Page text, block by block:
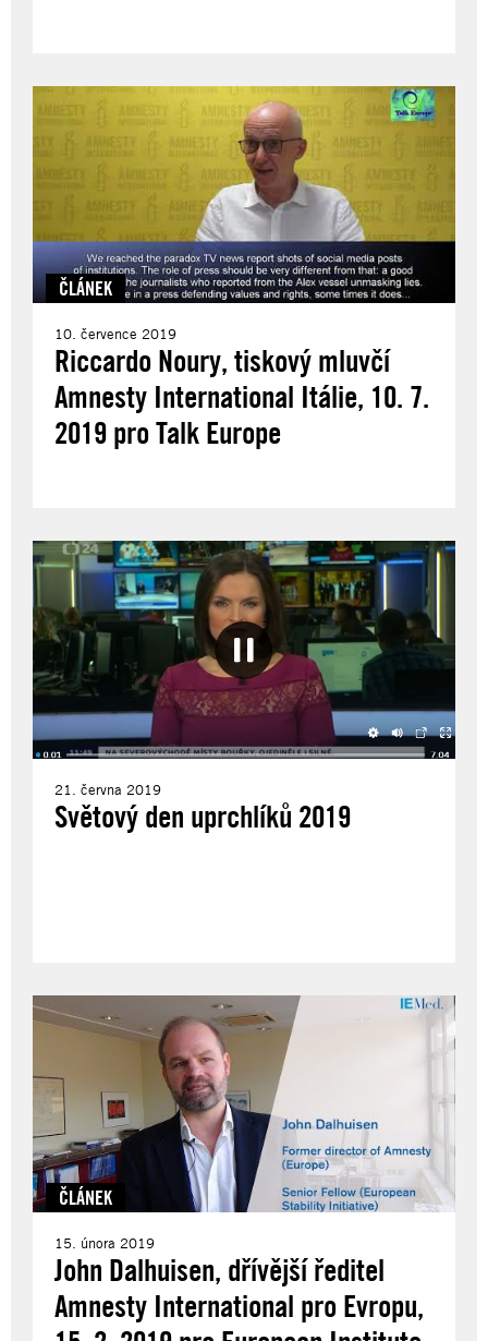
ČLÁNEK
10. července 2019
Riccardo Noury, tiskový mluvčí
Amnesty International Itálie, 10. 7.
2019 pro Talk Europe
21. června 2019
Světový den uprchlíků 2019
ČLÁNEK
15. února 2019
John Dalhuisen, dřívější ředitel
Amnesty International pro Evropu,